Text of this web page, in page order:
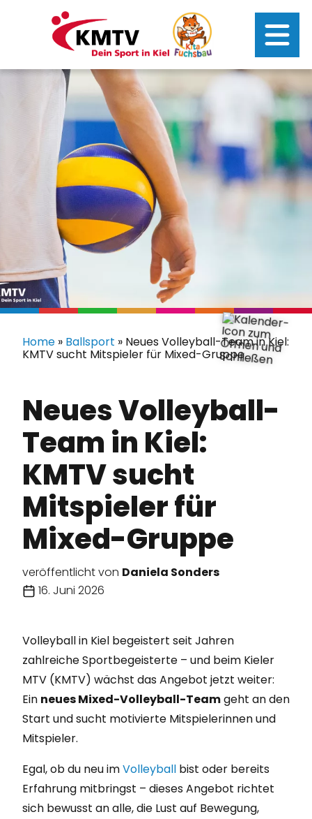
Mitgliederportal
Home » Ballsport » Neues Volleyball-Team in Kiel:
KMTV sucht Mitspieler für Mixed-Gruppe
Neues Volleyball-
Team in Kiel:
KMTV sucht
Mitspieler für
Mixed-Gruppe
veröffentlicht von Daniela Sonders
16. Juni 2026
Volleyball in Kiel begeistert seit Jahren
zahlreiche Sportbegeisterte – und beim Kieler
MTV (KMTV) wächst das Angebot jetzt weiter:
Ein neues Mixed-Volleyball-Teamgeht an den
Start und sucht motivierte Mitspielerinnen und
Mitspieler.
Egal, ob du neu imVolleyball bist oder bereits
Erfahrung mitbringst – dieses Angebot richtet
sich bewusst an alle, die Lust auf Bewegung,